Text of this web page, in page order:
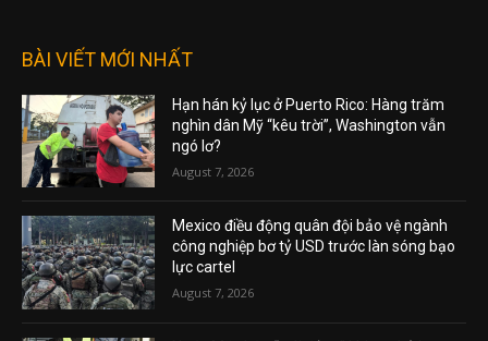
BÀI VIẾT MỚI NHẤT
Hạn hán kỷ lục ở Puerto Rico: Hàng trăm
nghìn dân Mỹ “kêu trời”, Washington vẫn
ngó lơ?
August 7, 2026
Mexico điều động quân đội bảo vệ ngành
công nghiệp bơ tỷ USD trước làn sóng bạo
lực cartel
August 7, 2026